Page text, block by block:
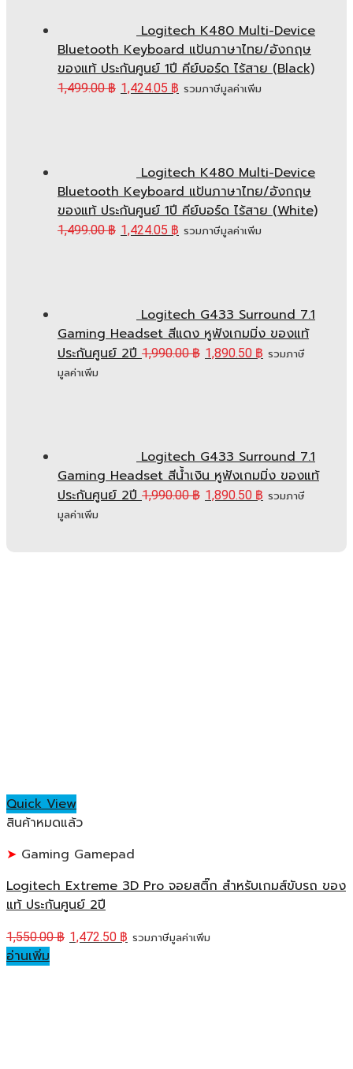
Logitech K480 Multi-Device
Bluetooth Keyboard แป้นภาษาไทย/อังกฤษ
ของแท้ ประกันศูนย์ 1ปี คีย์บอร์ด ไร้สาย (Black)
1,499.00฿ 1,424.05 ฿ รวมภาษีมูลค่าเพิ่ม
Logitech K480 Multi-Device
Bluetooth Keyboard แป้นภาษาไทย/อังกฤษ
ของแท้ ประกันศูนย์ 1ปี คีย์บอร์ด ไร้สาย (White)
1,499.00฿ 1,424.05 ฿ รวมภาษีมูลค่าเพิ่ม
Logitech G433 Surround 7.1
Gaming Headset สีแดง หูฟังเกมมิ่ง ของแท้
ประกันศูนย์ 2ปี 1,990.00฿ 1,890.50 ฿ รวมภาษี
มูลค่าเพิ่ม
Logitech G433 Surround 7.1
Gaming Headset สีน้ำเงิน หูฟังเกมมิ่ง ของแท้
ประกันศูนย์ 2ปี 1,990.00฿ 1,890.50 ฿ รวมภาษี
มูลค่าเพิ่ม
Quick View
สินค้าหมดแล้ว
Gaming Gamepad
Logitech Extreme 3D Pro จอยสติ๊ก สำหรับเกมส์ขับรถ ของ
แท้ ประกันศูนย์ 2ปี
1,550.00฿ 1,472.50 ฿ รวมภาษีมูลค่าเพิ่ม
อ่านเพิ่ม